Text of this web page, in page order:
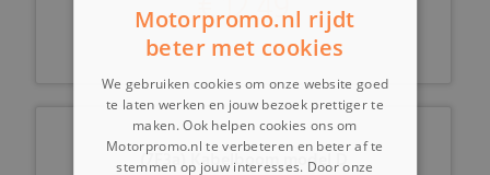
(7F3a) Kabelboom model D
Motorpromo.nl rijdt
beter met cookies
We gebruiken cookies om onze website goed
te laten werken en jouw bezoek prettiger te
maken. Ook helpen cookies ons om
Motorpromo.nl te verbeteren en beter af te
stemmen op jouw interesses. Door onze